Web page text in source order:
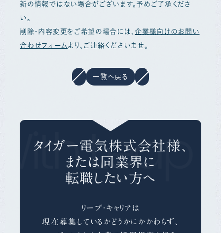
新の情報ではない場合がございます。予めご了承くださ
い。
削除・内容変更をご希望の場合には、企業様向けのお問い
合わせフォーム より、ご連絡くださいませ。
一覧へ戻る
Leap
タイガー電気株式会社様、
または同業界に
転職したい方へ
リープ・キャリアは
現在募集しているかどうかにかかわらず、